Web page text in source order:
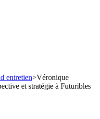
entretien>Véronique
et stratégie à Futuribles